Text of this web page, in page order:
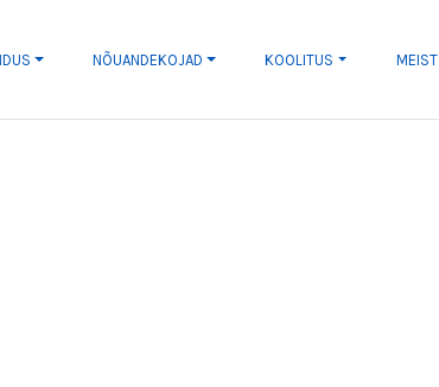
NÕUANDEKOJAD KOOLITUS MEIST